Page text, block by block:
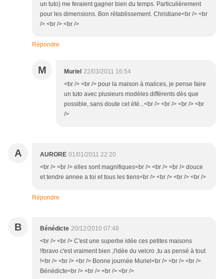
un tuto) me feraient gagner bien du temps. Particulièrement
pour les dimensions. Bon rétablissement. Christiane<br /> <br
/> <br /> <br />
Répondre
M Muriel 22/03/2011 16:54
<br /> <br /> pour la maison à malices, je pense faire
un tuto avec plusieurs modèles différents dès que
possible, sans doute cet été...<br /> <br /> <br /> <br
/>
A AURORE 01/01/2011 22:20
<br /> <br /> elles sont magnifiques<br /> <br /> <br /> douce
et tendre annee a toi et tous les tiens<br /> <br /> <br /> <br />
Répondre
B Bénédicte 20/12/2010 07:48
<br /> <br /> C'est une superbe idée ces petites maisons
!!bravo c'est vraiment bien ,l'idée du velcro ,tu as pensé à tout
!<br /> <br /> <br /> Bonne journée Muriel<br /> <br /> <br />
Bénédicte<br /> <br /> <br /> <br />